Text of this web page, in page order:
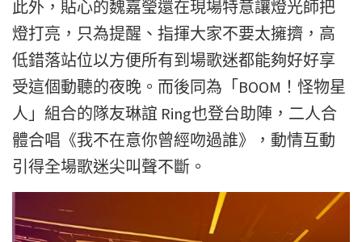
此外，貼心的魏嘉瑩還在現場特意讓燈光師把
燈打亮，只為提醒、指揮大家不要太擁擠，高
低錯落站位以方便所有到場歌迷都能夠好好享
受這個動聽的夜晚。而後同為「BOOM！怪物星
人」組合的隊友琳誼 Ring也登台助陣，二人合
體合唱《我不在意你曾經吻過誰》，動情互動
引得全場歌迷尖叫聲不斷。